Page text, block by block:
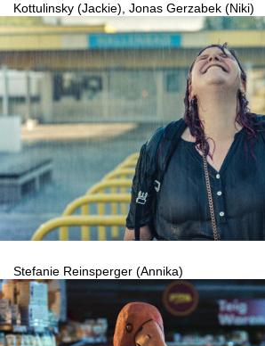
Kottulinsky (Jackie), Jonas Gerzabek (Niki)
Stefanie Reinsperger (Annika)